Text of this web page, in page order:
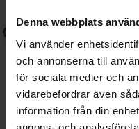
Denna webbplats
Vi använder
och annonserna till
för sociala medier och
vidarebefordrar även
information från din